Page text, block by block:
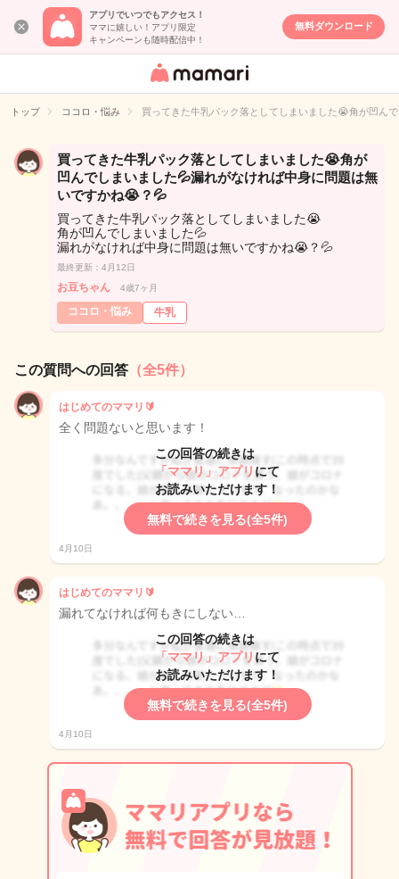
アプリでいつでもアクセス！
ママに嬉しい！アプリ限定
キャンペーンも随時配信中！
無料ダウンロード
女性専用匿名QA
イト
トップ ココロ・悩み 買ってきた牛乳パック落としてしまいました😭角が凹ん
買ってきた牛乳パック落としてしまいました😭角が
凹んでしまいました💦漏れがなければ中身に問題は無
いですかね😭？💦
買ってきた牛乳パック落としてしまいました😭
角が凹んでしまいました💦
漏れがなければ中身に問題は無いですかね😭？💦
最終更新：4月12日
お豆ちゃん 4歳7ヶ月
ココロ・悩み 牛乳
この質問への回答 （全5件）
はじめてのママリ🔰
全く問題ないと思います！
この回答の続きは
「ママリ」アプリ にて
お読みいただけます！
無料で続きを見る(全5件)
4月10日
はじめてのママリ🔰
漏れてなければ何もきにしない…
この回答の続きは
「ママリ」アプリ にて
お読みいただけます！
無料で続きを見る(全5件)
4月10日